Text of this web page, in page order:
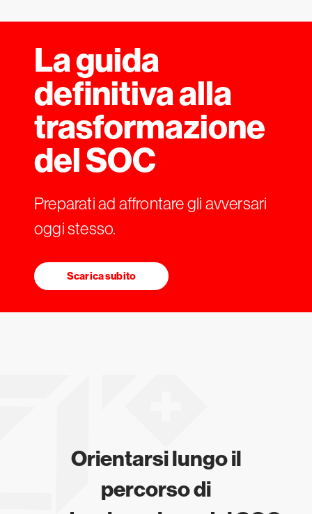
La guida
definitiva alla
trasformazione
del SOC
Preparati ad affrontare gli avversari
oggi stesso.
Scarica subito
Orientarsi lungo il
percorso di